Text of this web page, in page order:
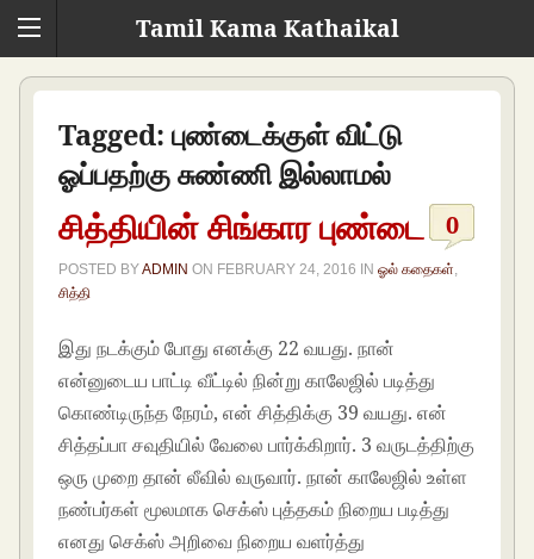
Tamil Kama Kathaikal
Tagged: புண்டைக்குள் விட்டு
ஓப்பதற்கு சுண்ணி இல்லாமல்
சித்தியின் சிங்கார புண்டை 0
POSTED BYADMIN ON FEBRUARY 24, 2016 INஓல் கதைகள்
சித்தி
இது நடக்கும் போது எனக்கு 22 வயது. நான்
என்னுடைய பாட்டி வீட்டில் நின்று காலேஜில் படித்து
கொண்டிருந்த நேரம், என் சித்திக்கு 39 வயது. என்
சித்தப்பா சவுதியில் வேலை பார்க்கிறார். 3 வருடத்திற்கு
ஒரு முறை தான் லீவில் வருவார். நான் காலேஜில் உள்ள
நண்பர்கள் மூலமாக செக்ஸ் புத்தகம் நிறைய படித்து
எனது செக்ஸ் அறிவை நிறைய வளர்த்து